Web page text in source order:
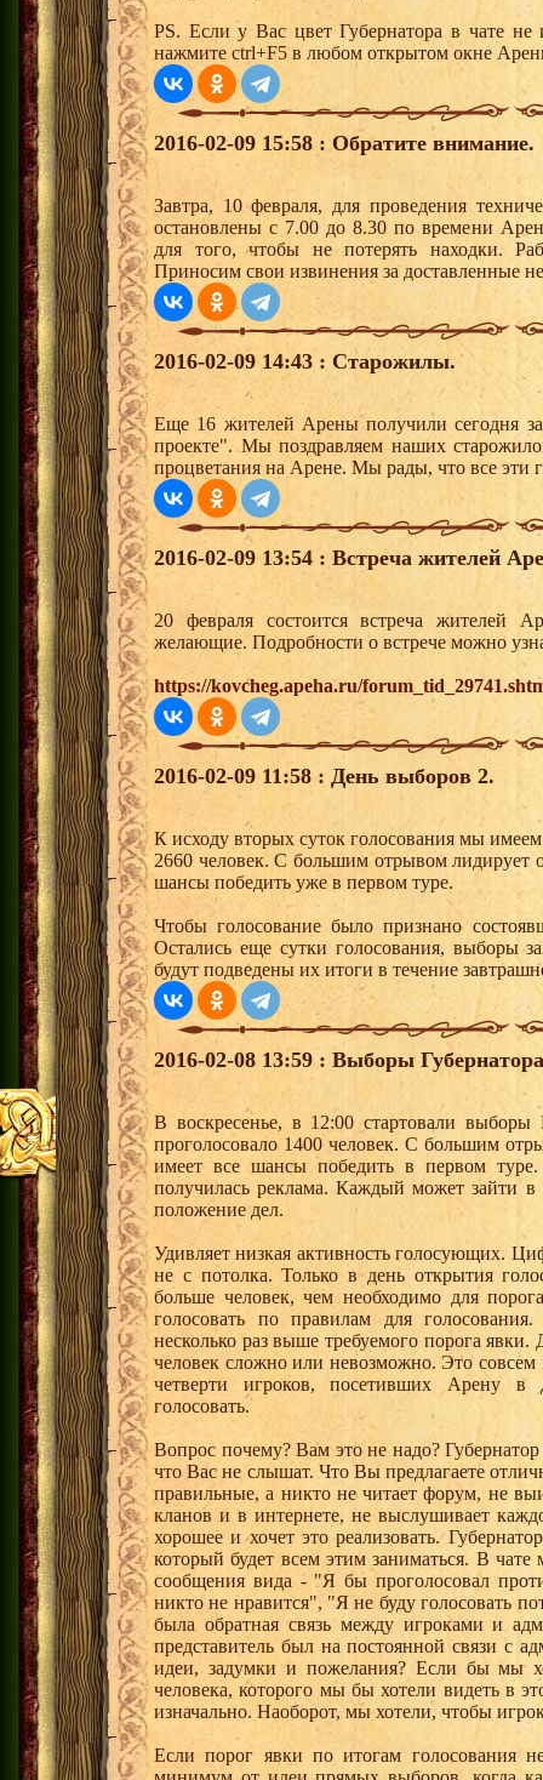
PS. Если у Вас цвет Губернатора в чате не
нажмите ctrl+F5 в любом открытом окне
2016-02-09 15:58 : Обратите внимание.
Завтра, 10 февраля, для проведения
остановлены с 7.00 до 8.30 по времени
для того, чтобы не потерять находки.
Приносим свои извинения за доставленные
2016-02-09 14:43 : Старожилы.
Еще 16 жителей Арены получили сегодня
проекте". Мы поздравляем наших
процветания на Арене. Мы рады, что все
2016-02-09 13:54 : Встреча жителей
20 февраля состоится встреча жителей
желающие. Подробности о встрече можно
https://kovcheg.apeha.ru/
2016-02-09 11:58 : День выборов 2.
К исходу вторых суток голосования мы
2660 человек. С большим отрывом лидирует
шансы победить уже в первом туре.
Чтобы голосование было признано
Остались еще сутки голосования, выборы
будут подведены их итоги в течение
2016-02-08 13:59 : Выборы
В воскресенье, в 12:00 стартовали
проголосовало 1400 человек. С большим
имеет все шансы победить в первом
получилась реклама. Каждый может зайти
положение дел.
Удивляет низкая активность голосующих.
не с потолка. Только в день открытия
больше человек, чем необходимо для
голосовать по правилам для
несколько раз выше требуемого порога
человек сложно или невозможно. Это совсем
четверти игроков, посетивших Арену в
голосовать.
Вопрос почему? Вам это не надо?
что Вас не слышат. Что Вы предлагаете
правильные, а никто не читает форум, не
кланов и в интернете, не выслушивает
хорошее и хочет это реализовать.
который будет всем этим заниматься. В
сообщения вида - "Я бы проголосовал
никто не нравится", "Я не буду голосовать
была обратная связь между игроками и
представитель был на постоянной связи с
идеи, задумки и пожелания? Если бы мы
человека, которого мы бы хотели видеть в
изначально. Наоборот, мы хотели, чтобы
Если порог явки по итогам голосования